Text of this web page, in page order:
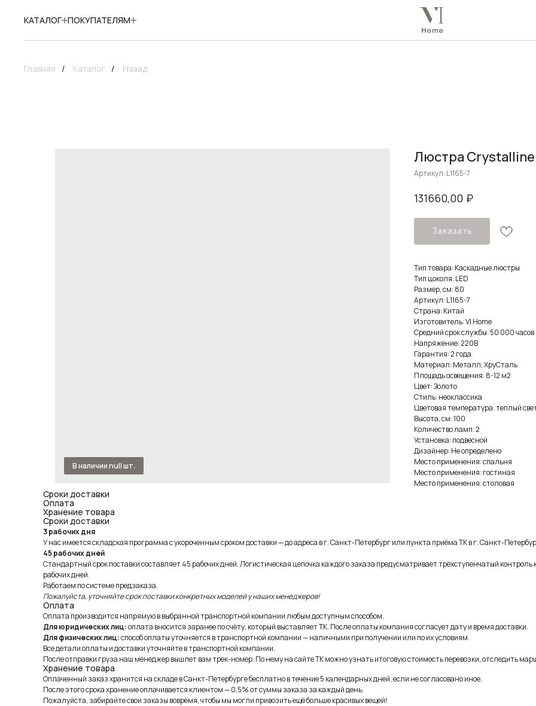
КАТАЛОГ ПОКУПАТЕЛЯМ
Главная / Каталог / Назад
Люстра Crystalline
Артикул: L1165-7
131660,00 ₽
Заказать
Тип товара: Каскадные люстры
Тип цоколя: LED
Размер, см: 80
Артикул: L1165-7
Страна: Китай
Изготовитель: VI Home
Средний срок службы: 50 000 часов
Напряжение: 220В
Гарантия: 2 года
Материал: Металл, ХруСталь
Площадь освещения: 8-12 м2
Цвет: Золото
Стиль: неоклассика
Цветовая температура: теплый
Высота, см: 100
Количество ламп: 2
Установка: подвесной
Дизайнер: Не определено
Место применения: спальня
Место применения: гостиная
Место применения: столовая
Сроки доставки
Оплата
Хранение товара
Сроки доставки
3 рабочих дня
У нас имеется складская программа с укороченным сроком доставки — до адреса в г. Санкт-Петербург или пункта приёма ТК в г. Санкт-
45 рабочих дней
Стандартный срок поставки составляет 45 рабочих дней. Логистическая цепочка каждого заказа предусматривает трёхступенчатый
рабочих дней.
Работаем по системе предзаказа.
Пожалуйста, уточняйте срок поставки конкретных моделей у наших менеджеров!
Оплата
Оплата производится напрямую в выбранной транспортной компании любым доступным способом.
Для юридических лиц:оплата вносится заранее по счёту, который выставляет ТК. После оплаты компания согласует дату и время доставки.
Для физических лиц:способ оплаты уточняется в транспортной компании — наличными при получении или по их условиям.
Все детали оплаты и доставки уточняйте в транспортной компании.
После отправки груза наш менеджер вышлет вам трек-номер. По нему на сайте ТК можно узнать итоговую стоимость перевозки, отследить
Хранение товара
Оплаченный заказ хранится на складе в Санкт-Петербурге бесплатно в течение 5 календарных дней, если не согласовано иное.
После этого срока хранение оплачивается клиентом — 0,5% от суммы заказа за каждый день.
Пожалуйста, забирайте свои заказы вовремя, чтобы мы могли привозить ещё больше красивых вещей!